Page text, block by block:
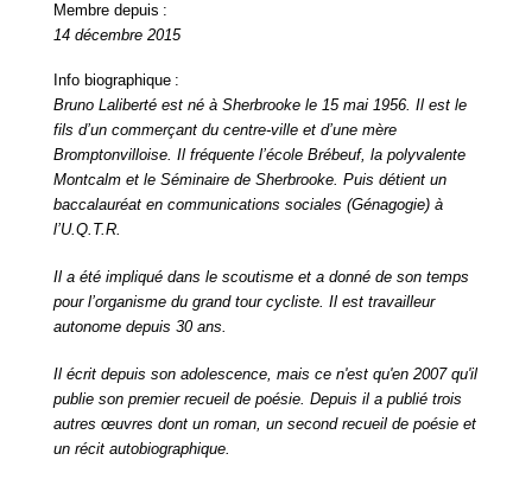
Membre depuis :
14 décembre 2015
Info biographique :
Bruno Laliberté est né à Sherbrooke le 15 mai 1956. Il est le
fils d’un commerçant du centre-ville et d’une mère
Bromptonvilloise. Il fréquente l’école Brébeuf, la polyvalente
Montcalm et le Séminaire de Sherbrooke. Puis détient un
baccalauréat en communications sociales (Génagogie) à
l’U.Q.T.R.
Il a été impliqué dans le scoutisme et a donné de son temps
pour l’organisme du grand tour cycliste. Il est travailleur
autonome depuis 30 ans.
Il écrit depuis son adolescence, mais ce n'est qu'en 2007 qu'il
publie son premier recueil de poésie. Depuis il a publié trois
autres œuvres dont un roman, un second recueil de poésie et
un récit autobiographique.